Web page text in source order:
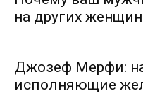
на других
Джозеф Мерфи:
исполняющие